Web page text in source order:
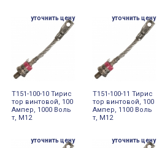
уточнить цену
Т151-100-10 Тирис
тор винтовой, 100
Ампер, 1000 Воль
т, М12
уточнить цену
Т151-100-11 Тирис
тор винтовой, 100
Ампер, 1100 Воль
т, М12
уточнить цену уточнить цену